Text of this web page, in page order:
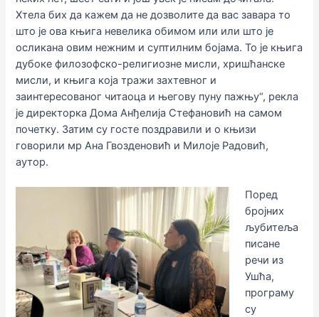
Хтела бих да кажем да не дозволите да вас завара то
што је ова књига невелика обимом или или што је
осликана овим нежним и суптилним бојама. То је књига
дубоке филозофско-религиозне мисли, хришћанске
мисли, и књига која тражи захтевног и
заинтересованог читаоца и његову пуну пажњу“, рекла
је директорка Дома Анђелија Стефановић на самом
почетку. Затим су госте поздравили и о књизи
говорили мр Ана Гвозденовић и Милоје Радовић,
аутор.
Поред
бројних
љубитеља
писане
речи из
Ушћа,
програму
су